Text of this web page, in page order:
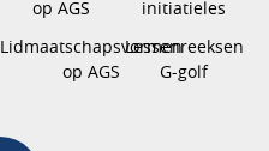
op AGS
Lidmaatschapsvormen
op AGS
initiatieles
Lessenreeksen
G-golf